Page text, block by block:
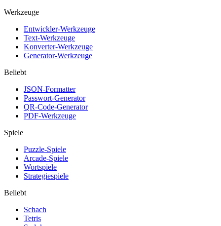
Werkzeuge
Entwickler-Werkzeuge
Text-Werkzeuge
Konverter-Werkzeuge
Generator-Werkzeuge
Beliebt
JSON-Formatter
Passwort-Generator
QR-Code-Generator
PDF-Werkzeuge
Spiele
Puzzle-Spiele
Arcade-Spiele
Wortspiele
Strategiespiele
Beliebt
Schach
Tetris